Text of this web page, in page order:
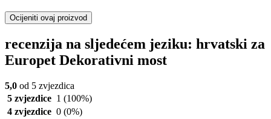
Ocijeniti ovaj proizvod
recenzija na sljedećem jeziku: hrvatski za
Europet Dekorativni most
5,0 od 5 zvjezdica
5 zvjezdice 1 (100%)
4 zvjezdice 0 (0%)